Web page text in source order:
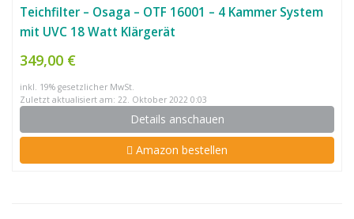
Teichfilter – Osaga – OTF 16001 – 4 Kammer System
mit UVC 18 Watt Klärgerät
349,00 €
inkl. 19% gesetzlicher MwSt.
Zuletzt aktualisiert am: 22. Oktober 2022 0:03
Details anschauen
Amazon bestellen